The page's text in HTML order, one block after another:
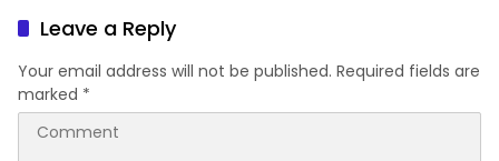
Leave a Reply
Your email address will not be published. Required fields are
marked *